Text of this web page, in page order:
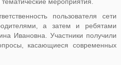
мероприятия.
пользователя сети
а затем и ребятами
Ивановна. Участники получили
касающиеся современных